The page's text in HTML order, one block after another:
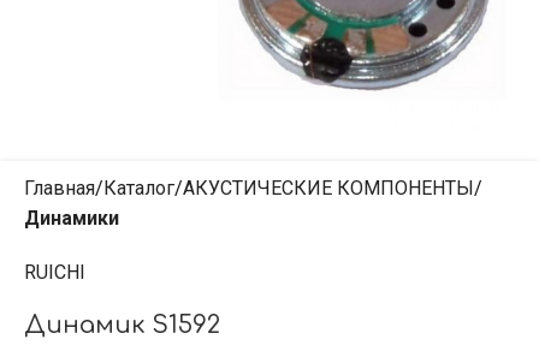
Главная Каталог АКУСТИЧЕСКИЕ КОМПОНЕНТЫ
Динамики
RUICHI
Динамик S1592